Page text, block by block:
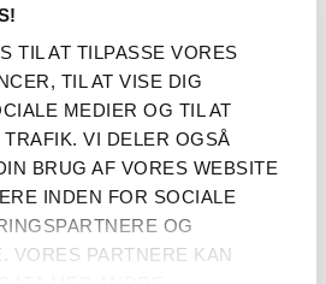
TIL AT TILPASSE VORES
TIL AT VISE DIG
MEDIER OG TIL AT
VI DELER OGSÅ
BRUG AF VORES WEBSITE
INDEN FOR SOCIALE
OG
VORES PARTNERE KAN
Superfood til din hund.